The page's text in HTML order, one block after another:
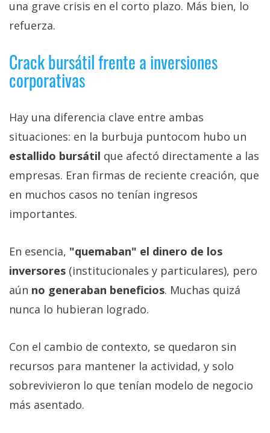
una grave crisis en el corto plazo. Más bien, lo
refuerza.
Crack bursátil frente a inversiones
corporativas
Hay una diferencia clave entre ambas
situaciones: en la burbuja puntocom hubo un
estallido bursátil que afectó directamente a las
empresas. Eran firmas de reciente creación, que
en muchos casos no tenían ingresos
importantes.
En esencia, "quemaban" el dinero de los
inversores (institucionales y particulares), pero
aún no generaban beneficios. Muchas quizá
nunca lo hubieran logrado.
Con el cambio de contexto, se quedaron sin
recursos para mantener la actividad, y solo
sobrevivieron lo que tenían modelo de negocio
más asentado.